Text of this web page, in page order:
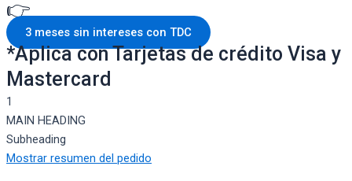
👉
3 meses sin intereses con TDC
*Aplica con Tarjetas de crédito Visa y
Mastercard
1
MAIN HEADING
Subheading
Mostrar resumen del pedido